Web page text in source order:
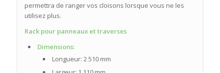
permettra de ranger vos cloisons lorsque vous ne les
utilisez plus.
Rack pour panneaux et traverses
Dimensions:
Longueur: 2 510 mm